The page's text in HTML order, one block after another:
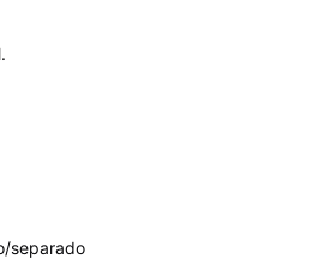
separado